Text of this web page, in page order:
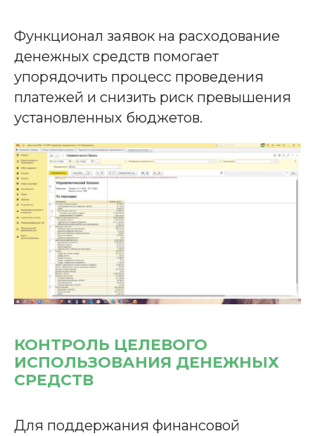
Функционал заявок на расходование
денежных средств помогает
упорядочить процесс проведения
платежей и снизить риск превышения
установленных бюджетов.
КОНТРОЛЬ ЦЕЛЕВОГО
ИСПОЛЬЗОВАНИЯ ДЕНЕЖНЫХ
СРЕДСТВ
Для поддержания финансовой